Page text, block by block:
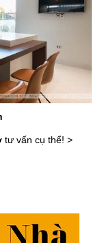
tư vấn cụ thể! >